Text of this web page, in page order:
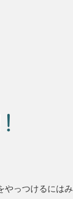
っつけるには